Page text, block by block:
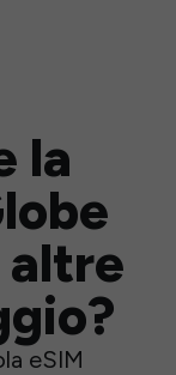
la
altre
eSIM